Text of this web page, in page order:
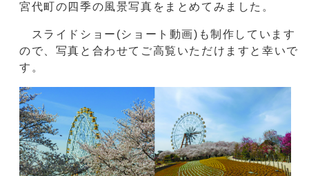
宮代町の四季の風景写真をまとめてみました。
スライドショー(ショート動画)も制作しています
ので、写真と合わせてご高覧いただけますと幸いで
す。